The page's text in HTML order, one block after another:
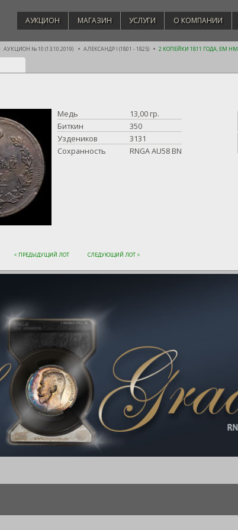
АУКЦИОН МАГАЗИН УСЛУГИ О КОМПАНИИ
АУКЦИОН № 10 (13.10.2019) АЛЕКСАНДР I (1801 - 1825) 2 КОПЕЙКИ 1811 ГОДА, ЕМ НМ
Медь
13,00 гр.
Биткин
350
Уздеников
3131
Сохранность
RNGA AU58 BN
< ПРЕДЫДУЩИЙ ЛОТ СЛЕДУЮЩИЙ ЛОТ >